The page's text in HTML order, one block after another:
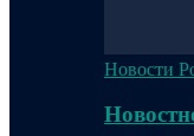
Новости